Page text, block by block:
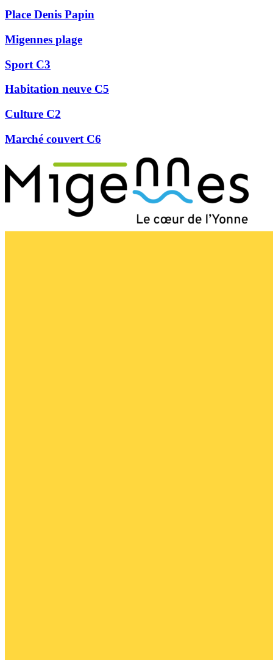
Place Denis Papin
Migennes plage
Sport C3
Habitation neuve C5
Culture C2
Marché couvert C6
Précédent
Suivant